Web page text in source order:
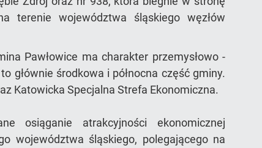
terenie województwa śląskiego węzłów
Pawłowice ma charakter przemysłowo -
głównie środkowa i północna część gminy.
Katowicka Specjalna Strefa Ekonomiczna.
osiąganie atrakcyjności ekonomicznej
województwa śląskiego, polegającego na